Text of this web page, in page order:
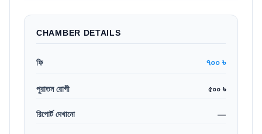
CHAMBER DETAILS
ফি ৭০০ ৳
পুরাতন রোগী ৫০০ ৳
রিপোর্ট দেখানো —